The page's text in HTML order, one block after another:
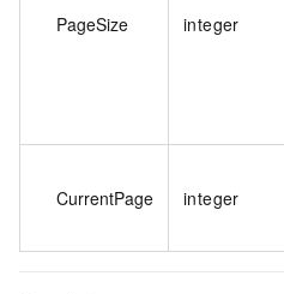
PageSize integer
CurrentPage integer